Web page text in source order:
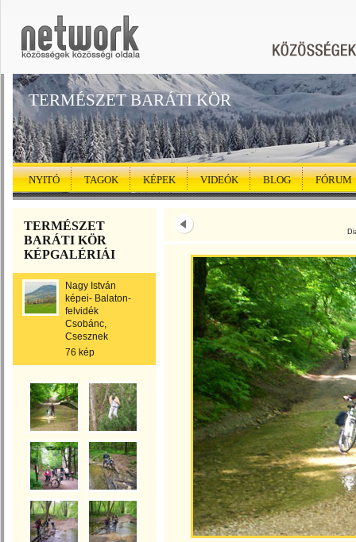
TERMÉSZET BARÁTI KÖR
NYITÓ TAGOK KÉPEK VIDEÓK BLOG FÓRUM
TERMÉSZET
BARÁTI KÖR
KÉPGALÉRIÁI
Nagy István
képei- Balaton-
felvidék
Csobánc,
Csesznek
76 kép